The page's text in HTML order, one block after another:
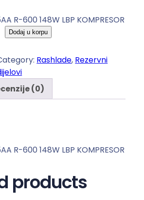
R-600 148W LBP KOMPRESOR
Dodaj u korpu
Rashlade, Rezervni
(0)
R-600 148W LBP KOMPRESOR
products